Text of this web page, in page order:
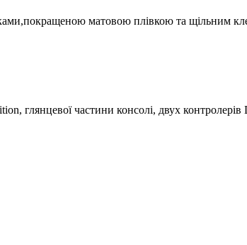
матовою плівкою та щільним
глянцевої частини консолі, двух